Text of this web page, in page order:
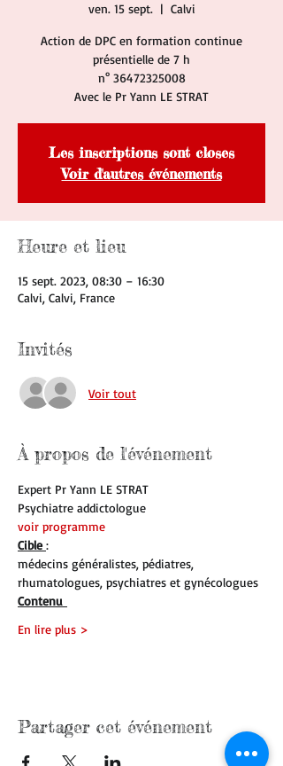
ven. 15 sept.
  |
Calvi
Action de DPC en formation continue
présentielle de 7 h
n° 36472325008
Avec le Pr Yann LE STRAT
Les inscriptions sont closes
Voir d'autres événements
Heure et lieu
15 sept. 2023, 08:30 – 16:30
Calvi, Calvi, France
Invités
Voir tout
À propos de l'événement
Expert Pr Yann LE STRAT
Psychiatre addictologue
voir programme
Cible :
médecins généralistes, pédiatres,
rhumatologues, psychiatres et gynécologues
Contenu
En lire plus >
Partager cet événement